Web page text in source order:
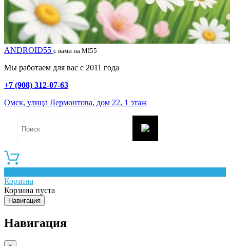
ANDROID55 с вами на MI55
Мы работаем для вас с 2011 года
+7 (908) 312-07-63
Омск, улица Лермонтова, дом 22, 1 этаж
Корзина
Корзина пуста
Навигация
Навигация